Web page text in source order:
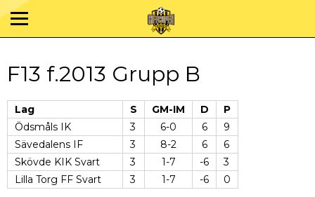
F13 f.2013 Grupp B
Lag S GM-IM D
P
Ödsmåls IK
3 6-0 6
9
Sävedalens IF
3 8-2 6
6
Skövde KIK Svart
3 1-7 -6
3
Lilla Torg FF Svart
3 1-7 -6 0